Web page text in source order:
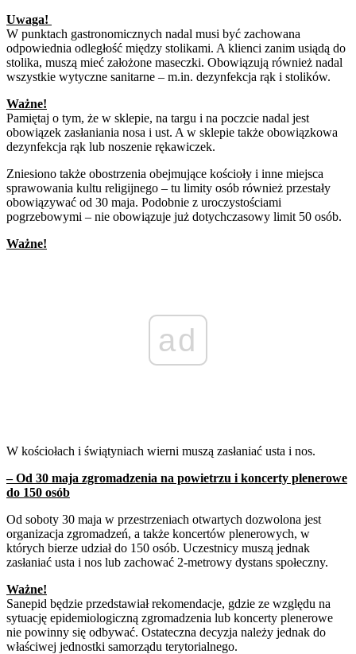
Uwaga!
W punktach gastronomicznych nadal musi być zachowana
odpowiednia odległość między stolikami. A klienci zanim usiądą do
stolika, muszą mieć założone maseczki. Obowiązują również nadal
wszystkie wytyczne sanitarne – m.in. dezynfekcja rąk i stolików.
Ważne!
Pamiętaj o tym, że w sklepie, na targu i na poczcie nadal jest
obowiązek zasłaniania nosa i ust. A w sklepie także obowiązkowa
dezynfekcja rąk lub noszenie rękawiczek.
Zniesiono także obostrzenia obejmujące kościoły i inne miejsca
sprawowania kultu religijnego – tu limity osób również przestały
obowiązywać od 30 maja. Podobnie z uroczystościami
pogrzebowymi – nie obowiązuje już dotychczasowy limit 50 osób.
Ważne!
ad
W kościołach i świątyniach wierni muszą zasłaniać usta i nos.
– Od 30 maja zgromadzenia na powietrzu i koncerty plenerowe
do 150 osób
Od soboty 30 maja w przestrzeniach otwartych dozwolona jest
organizacja zgromadzeń, a także koncertów plenerowych, w
których bierze udział do 150 osób. Uczestnicy muszą jednak
zasłaniać usta i nos lub zachować 2-metrowy dystans społeczny.
Ważne!
Sanepid będzie przedstawiał rekomendacje, gdzie ze względu na
sytuację epidemiologiczną zgromadzenia lub koncerty plenerowe
nie powinny się odbywać. Ostateczna decyzja należy jednak do
właściwej jednostki samorządu terytorialnego.